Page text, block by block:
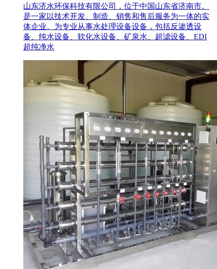
山东济水环保科技有限公司，位于中国山东省济南市。
是一家以技术开发、制造、销售和售后服务为一体的实
体企业。为专业从事水处理设备设备，包括反渗透设
备、纯水设备、软化水设备、矿泉水、超滤设备、EDI
超纯净水